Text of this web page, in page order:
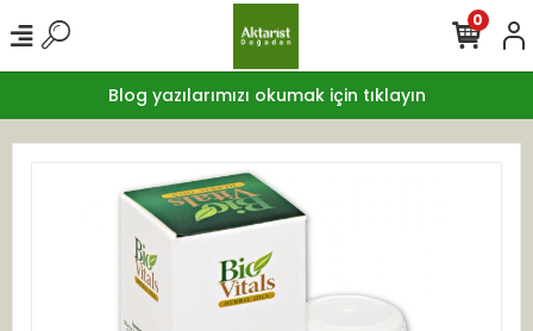
Blog yazılarımızı okumak için tıklayın
0